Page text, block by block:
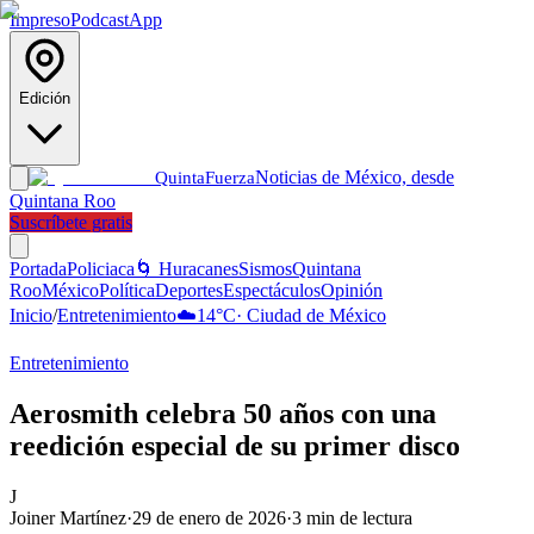
ImpresoPodcastApp
Edición
QuintaFuerzaNoticias de México, desde
Quintana Roo
Suscríbete gratis
PortadaPoliciaca 🌀 HuracanesSismosQuintana
RooMéxicoPolíticaDeportesEspectáculosOpinión
Inicio/Entretenimiento☁️14°C· Ciudad de México
Entretenimiento
Aerosmith celebra 50 años con una
reedición especial de su primer disco
J
Joiner Martínez·29 de enero de 2026·3 min de lectura